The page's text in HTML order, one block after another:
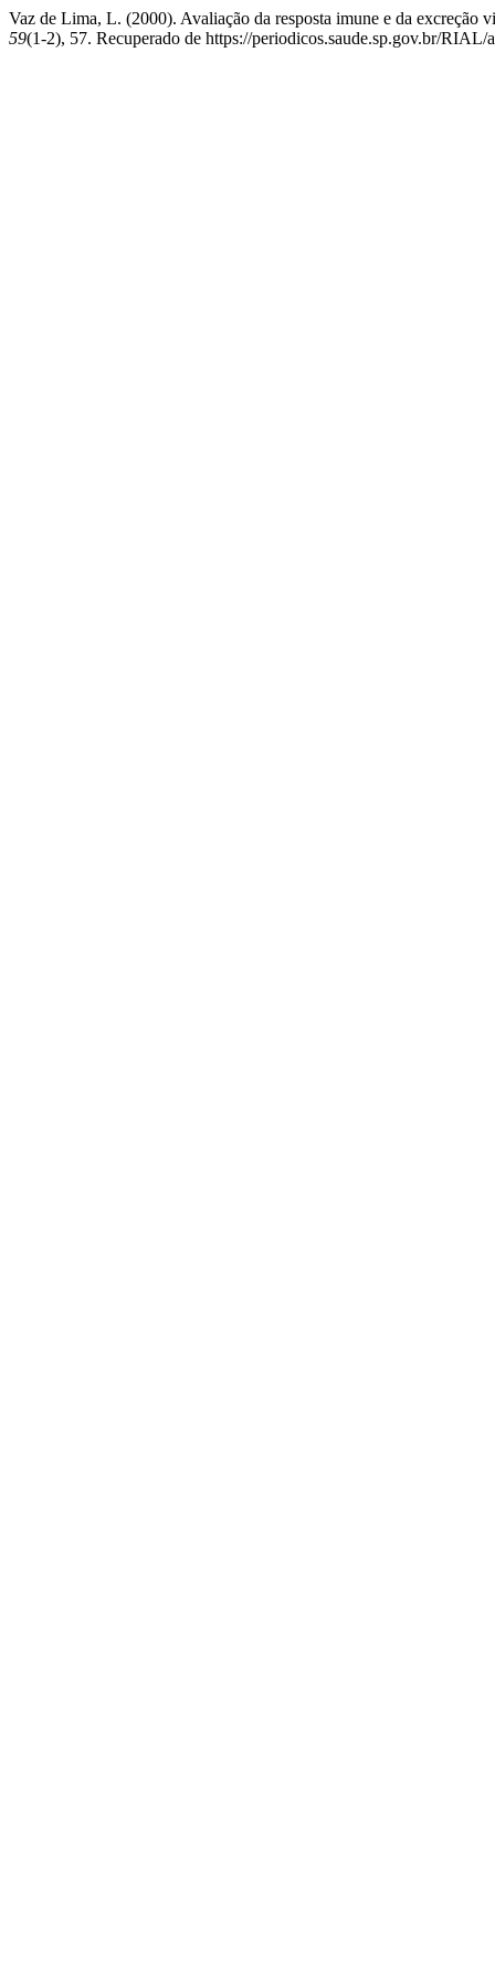
Vaz de Lima, L. (2000). Avaliação da resposta imune e da excreção
59(1-2), 57. Recuperado de https://periodicos.saude.sp.gov.br/